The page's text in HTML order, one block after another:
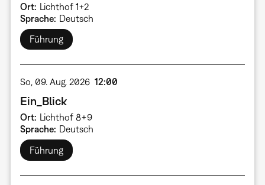
Ort Lichthof 1+2
Sprache Deutsch
Führung
So, 09. Aug. 2026 12:00
Ein_Blick
Ort
Lichthof 8+9
Sprache
Deutsch
Führung